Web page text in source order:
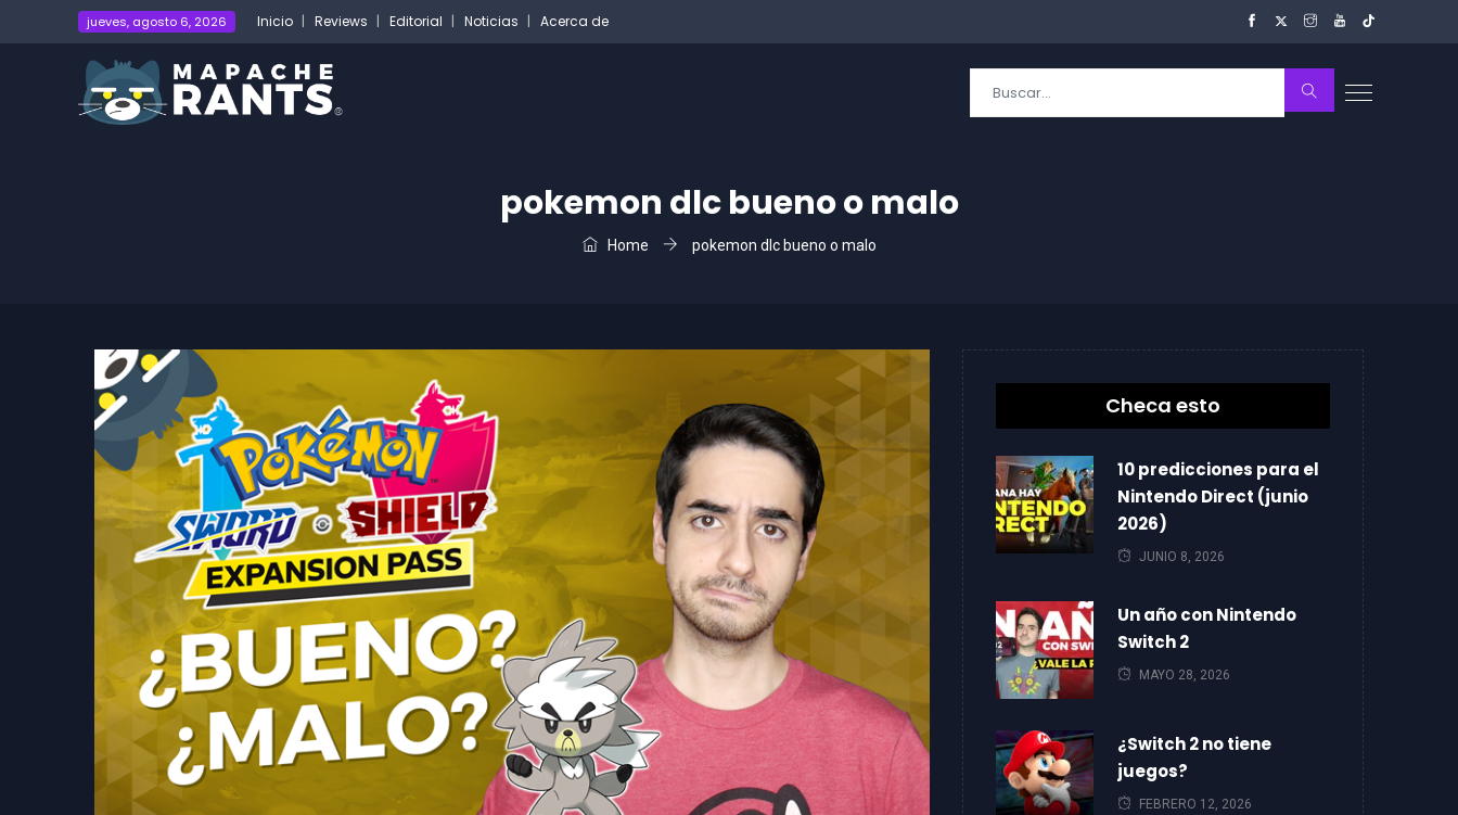
jueves, agosto 6, 2026 Inicio Reviews Editorial Noticias Acerca de
pokemon dlc bueno o malo
Home pokemon dlc bueno o malo
Checa esto
10 predicciones para el
Nintendo Direct (junio
2026)
JUNIO 8, 2026
Un año con Nintendo
Switch 2
MAYO 28, 2026
¿Switch 2 no tiene
juegos?
FEBRERO 12, 2026